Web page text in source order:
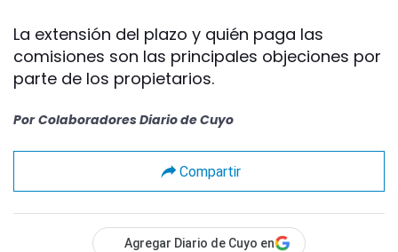
La extensión del plazo y quién paga las
comisiones son las principales objeciones por
parte de los propietarios.
Por Colaboradores Diario de Cuyo
Compartir
Agregar Diario de Cuyo en